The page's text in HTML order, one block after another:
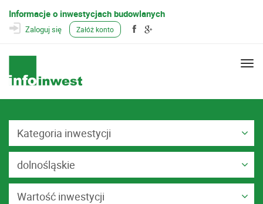
Informacje o inwestycjach budowlanych
Zaloguj się Załóż konto
Kategoria inwestycji
dolnośląskie
Wartość inwestycji